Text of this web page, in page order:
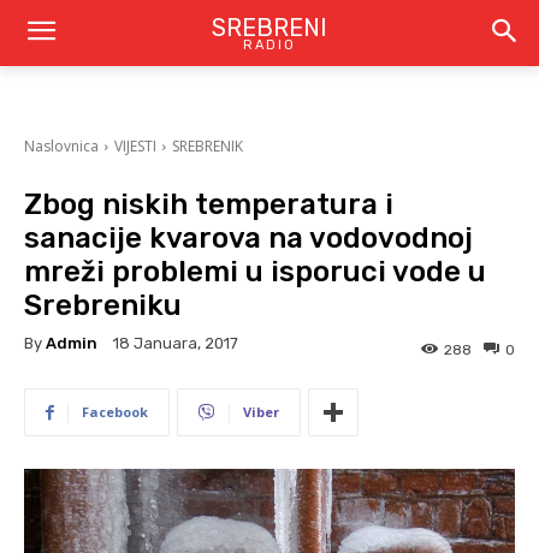
SREBRENI
RADIO
Naslovnica VIJESTI SREBRENIK
Zbog niskih temperatura i
sanacije kvarova na vodovodnoj
mreži problemi u isporuci vode u
Srebreniku
By Admin 18 Januara, 2017 0
288
Facebook Viber